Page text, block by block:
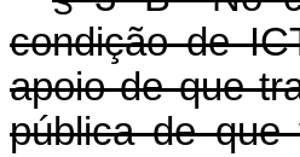
condição de
apoio de que
pública de